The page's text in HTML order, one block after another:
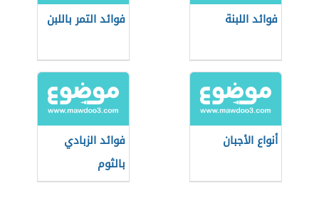
فوائد اللبنة فوائد التمر باللبن
أنواع الأجبان
فوائد الزبادي
بالثوم